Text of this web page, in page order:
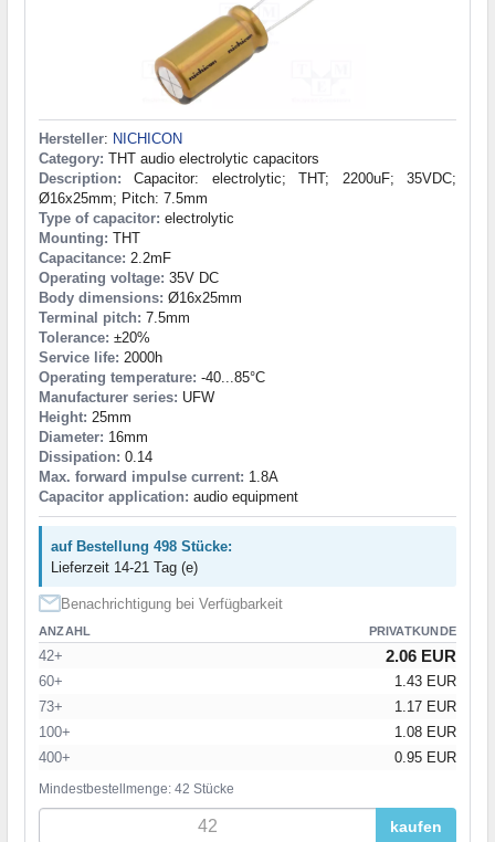
Hersteller: NICHICON
Category: THT audio electrolytic capacitors
Description: Capacitor: electrolytic; THT; 2200uF; 35VDC;
Ø16x25mm; Pitch: 7.5mm
Type of capacitor: electrolytic
Mounting: THT
Capacitance: 2.2mF
Operating voltage: 35V DC
Body dimensions: Ø16x25mm
Terminal pitch: 7.5mm
Tolerance: ±20%
Service life: 2000h
Operating temperature: -40...85°C
Manufacturer series: UFW
Height: 25mm
Diameter: 16mm
Dissipation: 0.14
Max. forward impulse current: 1.8A
Capacitor application: audio equipment
auf Bestellung 498 Stücke:
Lieferzeit 14-21 Tag (e)
Benachrichtigung bei Verfügbarkeit
ANZAHL PRIVATKUNDE
42+ 2.06 EUR
60+
1.43 EUR
73+
1.17 EUR
100+
1.08 EUR
400+
0.95 EUR
Mindestbestellmenge: 42 Stücke
kaufen